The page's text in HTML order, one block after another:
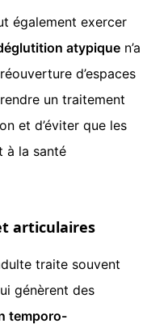
également exercer
atypique n’a
d’espaces
un traitement
et d’éviter que les
à la santé
articulaires
traite souvent
génèrent des
temporo-